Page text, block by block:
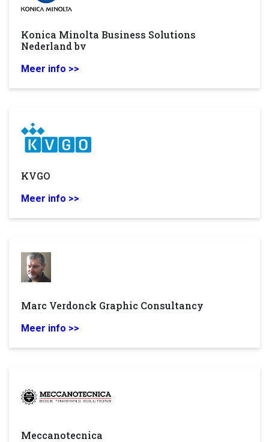
Konica Minolta Business Solutions
Nederland bv
Meer info >>
KVGO
Meer info >>
Marc Verdonck Graphic Consultancy
Meer info >>
Meccanotecnica